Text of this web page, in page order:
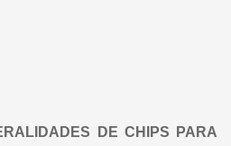
DE CHIPS PARA